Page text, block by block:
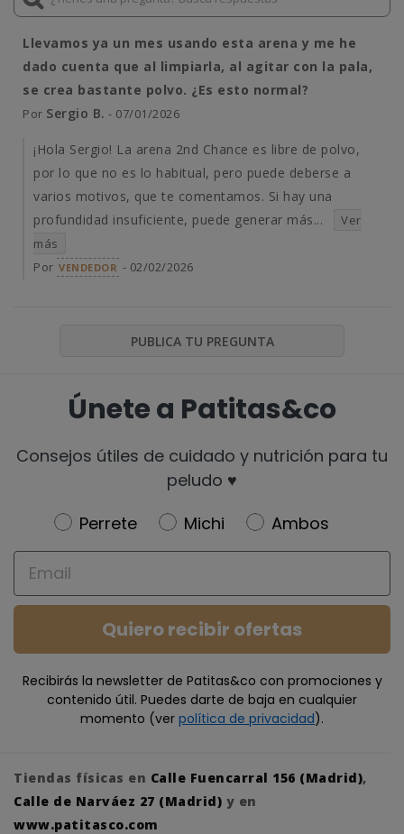
Llevamos ya un mes usando esta arena y me he
dado cuenta que al limpiarla, al agitar con la pala,
se crea bastante polvo. ¿Es esto normal?
Por Sergio B. - 07/01/2026
¡Hola Sergio! La arena 2nd Chance es libre de polvo,
por lo que no es lo habitual, pero puede deberse a
varios motivos, que te comentamos. Si hay una
profundidad insuficiente, puede generar más...
Ver
más
Por VENDEDOR - 02/02/2026
PUBLICA TU PREGUNTA
Únete a Patitas&co
Consejos útiles de cuidado y nutrición para tu
peludo ♥️
Newsletter
Perrete Michi
Ambos
Email
Quiero recibir ofertas
Recibirás la newsletter de Patitas&co con promociones y
contenido útil. Puedes darte de baja en cualquier
momento (ver política de privacidad).
Tiendas físicas en Calle Fuencarral 156 (Madrid),
Calle de Narváez 27 (Madrid) y en
www.patitasco.com